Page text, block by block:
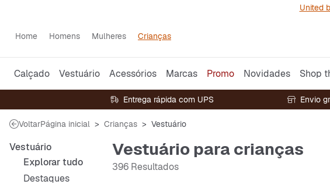
United
Home Homens Mulheres Crianças
Calçado Vestuário Acessórios Marcas Promo Novidades Shop
Entrega rápida com UPS Envio
VoltarPágina inicial Crianças Vestuário
Vestuário
Explorar tudo
Destaques
Vestuário para crianças
396 Resultados